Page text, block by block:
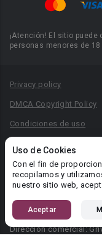
Uso de Cookies
Con el fin de
recopilamos y
nuestro sitio web,
Aceptar
¡Atención! El sitio
personas menores de 18
Privacy policy
DMCA Copyright Policy
Condiciones de uso
Reglas para la
Área RR.PP.:
© 2026 Booknet.
Dirección comercial: